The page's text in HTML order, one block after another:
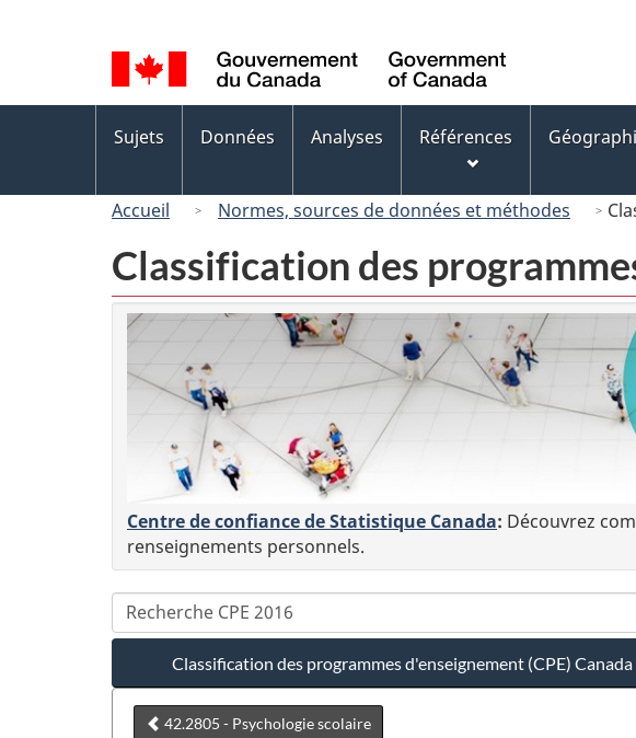
de
la
langue
Canada
des
Sujets Données Analyses Références
Accueil Normes, sources de données et méthodes
Classification des
Centre de confiance de Statistique Canada: Découvrez
renseignements personnels.
Classification des programmes d'enseignement (CPE)
42.2805 - Psychologie scolaire